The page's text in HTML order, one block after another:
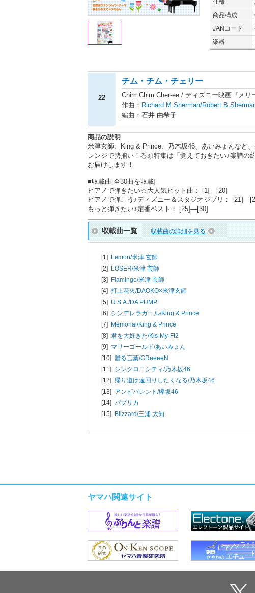
仕様
商品構成
JANコード
楽器
22
チム・チム・チェリー
Chim Chim Cher-ee / ディズニー映画『メリ
作曲： Richard M.Sherman/Robert
編曲：石井 由希子
商品の説明
米津玄師、King & Prince、乃木坂46、あいみょんなど
レンジで勢揃い！巻頭特集は「覚えておきたい♪楽譜の
お届けします！
■収載曲[全30曲を収載]
ピアノで弾きたい☆大人気ヒット曲： [1]―[20]
ピアノで弾こう♪ディズニー＆スタジオジブリ：
もっと弾きたい♪定番ベスト： [25]―[30]
収載曲一覧 収載曲の詳細を見る
[1] Lemon/米津 玄師
[2] LOSER/米津 玄師
[3] Flamingo/米津 玄師
[4] 打上花火/DAOKO×米津玄師
[5] U.S.A./DA PUMP
[6] シンデレラガール/King & Prince
[7] Memorial/King & Prince
[8] 君を大好きだ/Kis-My-Ft2
[9] マリーゴールド/あいみょん
[10] 贈る言葉/GReeeeN
[11] シンクロニシティ/乃木坂46
[12] 帰り道は遠回りしたくなる/乃木坂46
[13] アンビバレント/欅坂46
[14] パプリカ
[15] Blizzard/三浦 大知
ヤマハ関連サイト